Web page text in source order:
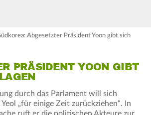
Abgesetzter Präsident Yoon gibt sich
PRÄSIDENT YOON GIBT
durch das Parlament will sich
„für einige Zeit zurückziehen“. In